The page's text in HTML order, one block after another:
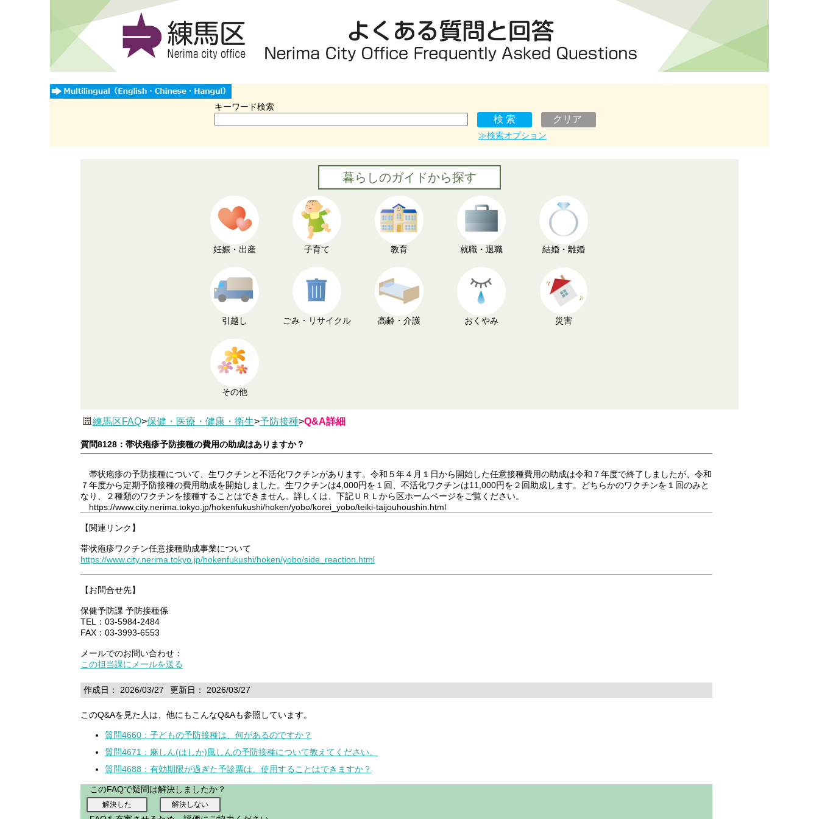
キーワード検索
≫検索オプション
暮らしのガイドから探す
妊娠・出産 子育て 教育 就職・退職 結婚・離婚
引越し ごみ・リサイクル 高齢・介護 おくやみ 災害
その他
練馬区FAQ>保健・医療・健康・衛生>予防接種>Q&A詳細
質問8128：帯状疱疹予防接種の費用の助成はありますか？
帯状疱疹の予防接種について、生ワクチンと不活化ワクチンがあります。令和５年４月１日から開始した任意接種費用の助成は令和７年度で終了しましたが、令和
７年度から定期予防接種の費用助成を開始しました。生ワクチンは4,000円を１回、不活化ワクチンは11,000円を２回助成します。どちらかのワクチンを１回のみと
なり、２種類のワクチンを接種することはできません。詳しくは、下記ＵＲＬから区ホームページをご覧ください。
https://www.city.nerima.tokyo.jp/hokenfukushi/hoken/yobo/korei_yobo/teiki-taijouhoushin.html
【関連リンク】
帯状疱疹ワクチン任意接種助成事業について
https://www.city.nerima.tokyo.jp/hokenfukushi/hoken/yobo/side_reaction.html
【お問合せ先】
保健予防課 予防接種係
TEL：03-5984-2484
FAX：03-3993-6553
メールでのお問い合わせ：
この担当課にメールを送る
作成日： 2026/03/27 更新日： 2026/03/27
このQ&Aを見た人は、他にもこんなQ&Aも参照しています。
質問4660：子どもの予防接種は、何があるのですか？
質問4671：麻しん(はしか)風しんの予防接種について教えてください。
質問4688：有効期限が過ぎた予診票は、使用することはできますか？
このFAQで疑問は解決しましたか？